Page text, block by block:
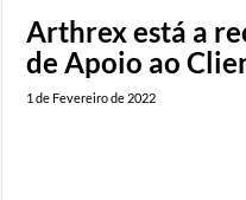
Arthrex está a
de Apoio ao
1 de Fevereiro de 2022